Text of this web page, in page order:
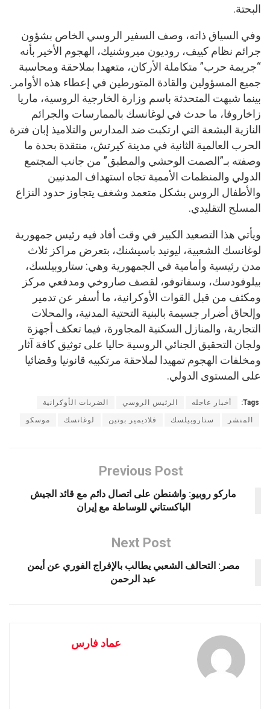
البحتة.
وفي السياق ذاته، وصف السفير الروسي الخاص بشؤون
جرائم نظام كييف، روديون ميروشنيك، الهجوم الأخير بأنه
“جريمة حرب” متكاملة الأركان، متعهدا بملاحقة ومحاسبة
جميع المسؤولين والقادة المتورطين في إعطاء هذه الأوامر.
بينما شبهت المتحدثة باسم وزارة الخارجية الروسية، ماريا
زاخاروفا، ما حدث في لوغانسك بالممارسات والجرائم
النازية البشعة التي ارتكبت ضد المدارس والتلاميذ إبان فترة
الحرب العالمية الثانية في مدينة كيرتش، منتقدة بحدة ما
وصفته بـ”الصمت الوحشي والمطبق” من جانب المجتمع
الدولي والمنظمات الأممية تجاه استهداف المدنيين
والأطفال الروس بشكل متعمد وشغف يتجاوز حدود النزاع
المسلح التقليدي.
ويأتي هذا التصعيد الكبير في وقت أفاد فيه رئيس جمهورية
لوغانسك الشعبية، ليونيد باسيشنك، بتعرض مراكز ثلاث
مدن رئيسية وأمامية في الجمهورية وهي: ستاروبيلسك،
بيلوفودسك، وسفاتوفو، لقصف صاروخي ومدفعي مركز
ومكثف من قبل القوات الأوكرانية، ما أسفر عن تدمير
وإلحاق أضرار جسيمة بالبنية التحتية المدنية، والمحلات
التجارية، والمنازل السكنية المجاورة، فيما تعكف أجهزة
ولجان التحقيق الجنائي الروسية حاليا على توثيق كافة آثار
ومخلفات الهجوم تمهيدا لملاحقة مرتكبيه قانونيا وقضائيا
على المستوى الدولي.
Tags: أخبار عاجله الرئيس الروسي الضربات الأوكرانية
المنشر ستاروبيلسك فلاديمير بوتين لوغانسك موسكو
Previous Post
ماركو روبيو: واشنطن على اتصال دائم مع قائد الجيش
الباكستاني للوساطة مع إيران
Next Post
مصر: التحالف الشعبي يطالب بالإفراج الفوري عن أيمن
عبد الرحمن
عماد فارس